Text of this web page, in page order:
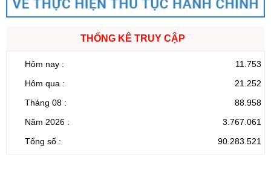
THỐNG KÊ TRUY CẬP
Hôm nay :
11.753
Hôm qua :
21.252
Tháng 08 :
88.958
Năm 2026 :
3.767.061
Tổng số :
90.283.521